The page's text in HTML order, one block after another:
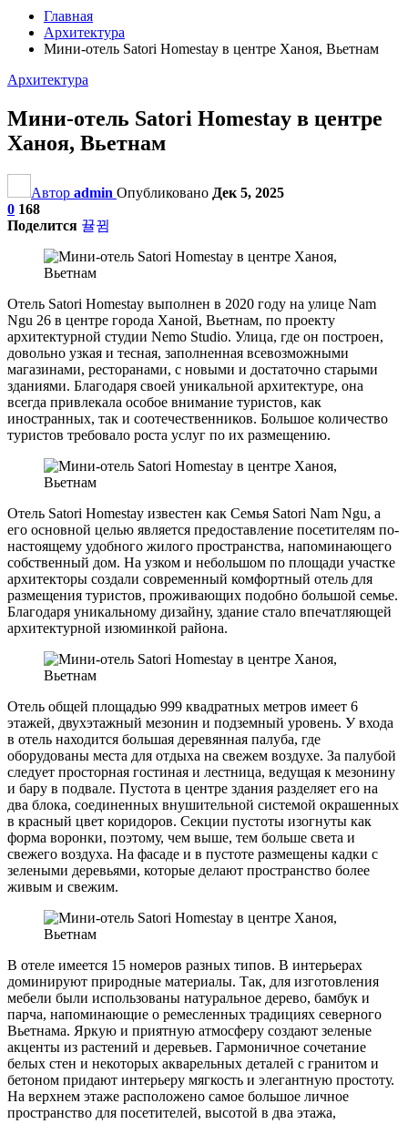
Главная
Архитектура
Мини-отель Satori Homestay в центре Ханоя, Вьетнам
Архитектура
Мини-отель Satori Homestay в центре
Ханоя, Вьетнам
Автор admin Опубликовано Дек 5, 2025
0 168
Поделится
Отель Satori Homestay выполнен в 2020 году на улице Nam
Ngu 26 в центре города Ханой, Вьетнам, по проекту
архитектурной студии Nemo Studio. Улица, где он построен,
довольно узкая и тесная, заполненная всевозможными
магазинами, ресторанами, с новыми и достаточно старыми
зданиями. Благодаря своей уникальной архитектуре, она
всегда привлекала особое внимание туристов, как
иностранных, так и соотечественников. Большое количество
туристов требовало роста услуг по их размещению.
Отель Satori Homestay известен как Семья Satori Nam Ngu, а
его основной целью является предоставление посетителям по-
настоящему удобного жилого пространства, напоминающего
собственный дом. На узком и небольшом по площади участке
архитекторы создали современный комфортный отель для
размещения туристов, проживающих подобно большой семье.
Благодаря уникальному дизайну, здание стало впечатляющей
архитектурной изюминкой района.
Отель общей площадью 999 квадратных метров имеет 6
этажей, двухэтажный мезонин и подземный уровень. У входа
в отель находится большая деревянная палуба, где
оборудованы места для отдыха на свежем воздухе. За палубой
следует просторная гостиная и лестница, ведущая к мезонину
и бару в подвале. Пустота в центре здания разделяет его на
два блока, соединенных внушительной системой окрашенных
в красный цвет коридоров. Секции пустоты изогнуты как
форма воронки, поэтому, чем выше, тем больше света и
свежего воздуха. На фасаде и в пустоте размещены кадки с
зелеными деревьями, которые делают пространство более
живым и свежим.
В отеле имеется 15 номеров разных типов. В интерьерах
доминируют природные материалы. Так, для изготовления
мебели были использованы натуральное дерево, бамбук и
парча, напоминающие о ремесленных традициях северного
Вьетнама. Яркую и приятную атмосферу создают зеленые
акценты из растений и деревьев. Гармоничное сочетание
белых стен и некоторых акварельных деталей с гранитом и
бетоном придают интерьеру мягкость и элегантную простоту.
На верхнем этаже расположено самое большое личное
пространство для посетителей, высотой в два этажа,